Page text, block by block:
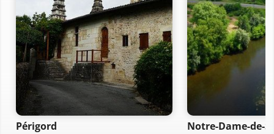
Périgord Notre-Dame-de-